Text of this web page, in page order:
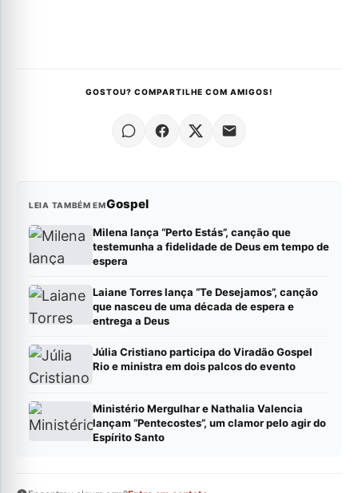
GOSTOU? COMPARTILHE COM AMIGOS!
LEIA TAMBÉM EMGospel
Milena lança “Perto Estás”, canção que
testemunha a fidelidade de Deus em tempo de
espera
Laiane Torres lança “Te Desejamos”, canção
que nasceu de uma década de espera e
entrega a Deus
Júlia Cristiano participa do Viradão Gospel
Rio e ministra em dois palcos do evento
Ministério Mergulhar e Nathalia Valencia
lançam “Pentecostes”, um clamor pelo agir do
Espírito Santo